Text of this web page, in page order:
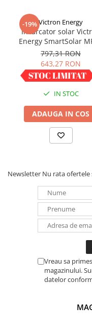
-19%Victron Energy
Incarcator solar
Energy SmartSolar
100/30
797,31 RON
643,27 RON
IN STOC
ADAUGA IN COS
Newsletter Nu rata
Vreau sa
magazinului.
datelor